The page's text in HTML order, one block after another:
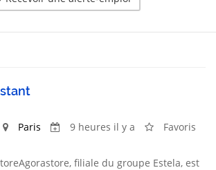
Paris 9 heures il y a
Favoris
filiale du groupe Estela, est